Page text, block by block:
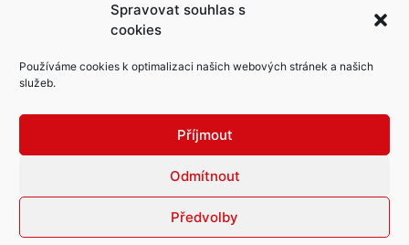
Spravovat souhlas s
cookies
Používáme cookies k optimalizaci našich webových stránek a našich
služeb.
Příjmout
Odmítnout
Předvolby
INFORMACE A KODEX DISKUTUJÍCÍCH
LOGO A LOGO MANUÁL
Informace o zpracování osobních údajů